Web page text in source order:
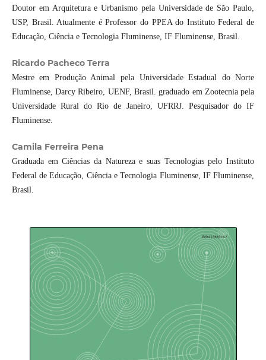
Doutor em Arquitetura e Urbanismo pela Universidade de São Paulo,
USP, Brasil. Atualmente é Professor do PPEA do Instituto Federal de
Educação, Ciência e Tecnologia Fluminense, IF Fluminense, Brasil.
Ricardo Pacheco Terra
Mestre em Produção Animal pela Universidade Estadual do Norte
Fluminense, Darcy Ribeiro, UENF, Brasil. graduado em Zootecnia pela
Universidade Rural do Rio de Janeiro, UFRRJ. Pesquisador do IF
Fluminense.
Camila Ferreira Pena
Graduada em Ciências da Natureza e suas Tecnologias pelo Instituto
Federal de Educação, Ciência e Tecnologia Fluminense, IF Fluminense,
Brasil.